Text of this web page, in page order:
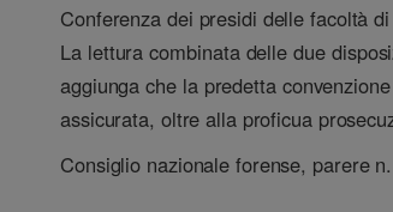
Conferenza dei presidi delle facoltà
La lettura combinata delle due
aggiunga che la predetta
assicurata, oltre alla proficua
Consiglio nazionale forense, parere